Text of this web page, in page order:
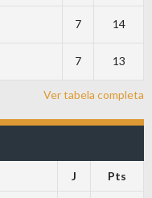
7 14
7 13
Ver tabela completa
J Pts